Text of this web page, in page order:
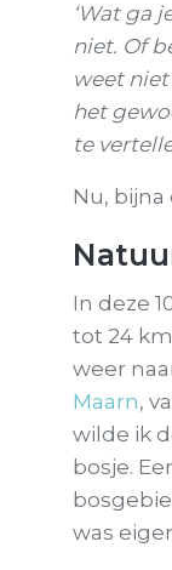
‘Wat ga
niet. Of
weet
het
te
Nu, bijna
In deze
tot 24
weer
Maarn,
wilde ik
bosje.
was